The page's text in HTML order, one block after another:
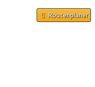
Routenplaner